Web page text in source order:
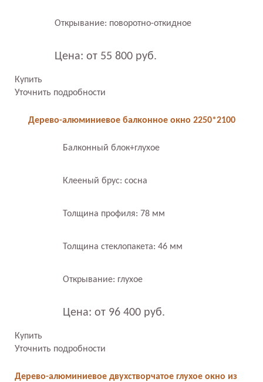
Открывание: поворотно-откидное
Цена: от 55 800 руб.
Купить
Уточнить подробности
Дерево-алюминиевое балконное окно 2250*2100
Балконный блок+глухое
Клееный брус: сосна
Толщина профиля: 78 мм
Толщина стеклопакета: 46 мм
Открывание: глухое
Цена: от 96 400 руб.
Купить
Уточнить подробности
Дерево-алюминиевое двухстворчатое глухое окно из